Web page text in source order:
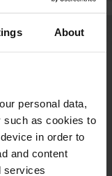
About
personal data,
such as cookies to
in order to
and content
services
s'avère
limité et
clôture du
raison des
des chiens